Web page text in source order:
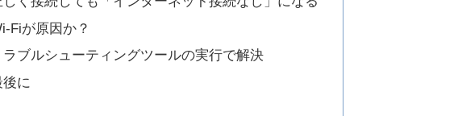
Fiが原因か？
ラブルシューティングツールの実行で解決
後に